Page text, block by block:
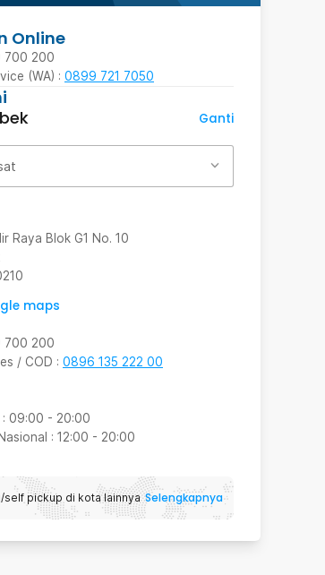
Online
700 200
(WA) : 0899 721 7050
Ganti
Raya Blok G1 No. 10
maps
700 200
/ COD : 0896 135 222 00
: 09:00 - 20:00
: 12:00 - 20:00
self pickup di kota lainnya Selengkapnya